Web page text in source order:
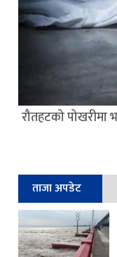
रौतहटको
ताजा अपडेट